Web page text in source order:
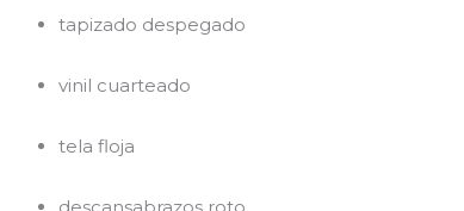
tapizado despegado
vinil cuarteado
tela floja
descansabrazos roto